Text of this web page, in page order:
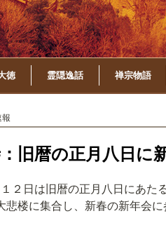
徳 霊隠逸話 禅宗物語
報
旧暦の正月八日に
２日は旧暦の正月八日にあた
悲楼に集合し、新春の新年会に